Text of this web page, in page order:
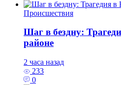
Происшествия
Шаг в бездну:
районе
2 часа назад
233
0